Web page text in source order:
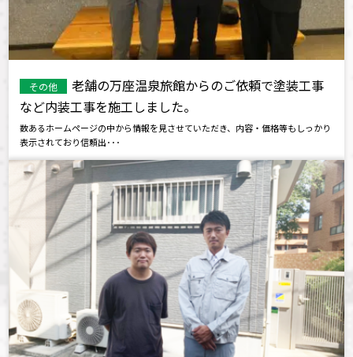
その他
老舗の万座温泉旅館からのご依頼で塗装工事
など内装工事を施工しました。
数あるホームページの中から情報を見させていただき、内容・価格等もしっかり
表示されており信頼出･･･